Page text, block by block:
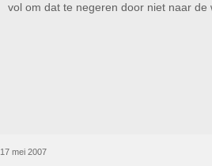
vol om dat te negeren door niet naar
17 mei 2007